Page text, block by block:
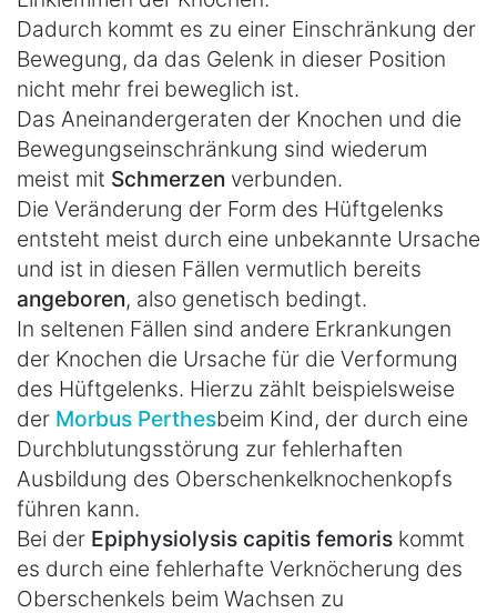
Dadurch kommt es zu einer Einschränkung der
Bewegung, da das Gelenk in dieser Position
nicht mehr frei beweglich ist.
Das Aneinandergeraten der Knochen und die
Bewegungseinschränkung sind wiederum
meist mit Schmerzen verbunden.
Die Veränderung der Form des Hüftgelenks
entsteht meist durch eine unbekannte Ursache
und ist in diesen Fällen vermutlich bereits
angeboren, also genetisch bedingt.
In seltenen Fällen sind andere Erkrankungen
der Knochen die Ursache für die Verformung
des Hüftgelenks. Hierzu zählt beispielsweise
der Morbus Perthesbeim Kind, der durch eine
Durchblutungsstörung zur fehlerhaften
Ausbildung des Oberschenkelknochenkopfs
führen kann.
Bei der Epiphysiolysis capitis femoris kommt
es durch eine fehlerhafte Verknöcherung des
Oberschenkels beim Wachsen zu